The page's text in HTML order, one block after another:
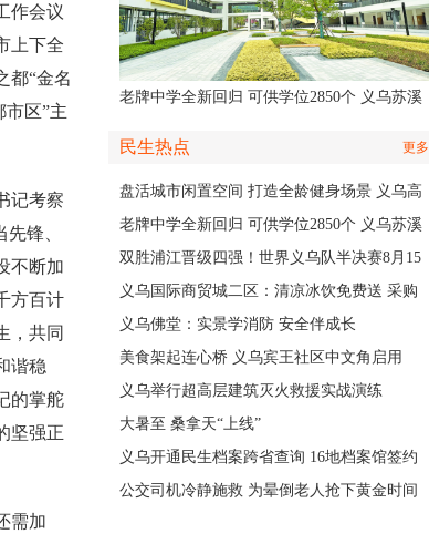
作会议
上下全
都“金名
市区”主
记考察
锋、
不断加
方百计
，共同
谐稳
的掌舵
坚强正
需加
老牌中学全新回归 可供学位2850个 义乌苏溪
民生热点 更多
盘活城市闲置空间 打造全龄健身场景 义乌高
质量落地省级文体民生实事
老牌中学全新回归 可供学位2850个 义乌苏溪
中学9月投用
双胜浦江晋级四强！世界义乌队半决赛8月15
日主场开打
义乌国际商贸城二区：清凉冰饮免费送 采购
商可就近领取
义乌佛堂：实景学消防 安全伴成长
美食架起连心桥 义乌宾王社区中文角启用
义乌举行超高层建筑灭火救援实战演练
大暑至 桑拿天“上线”
义乌开通民生档案跨省查询 16地档案馆签约
合作
公交司机冷静施救 为晕倒老人抢下黄金时间